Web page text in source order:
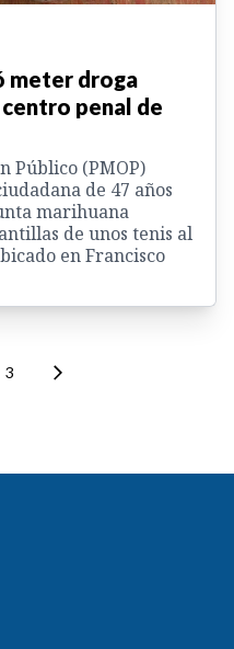
meter droga
penal de
Público (PMOP)
de 47 años
marihuana
de unos tenis al
en Francisco
3